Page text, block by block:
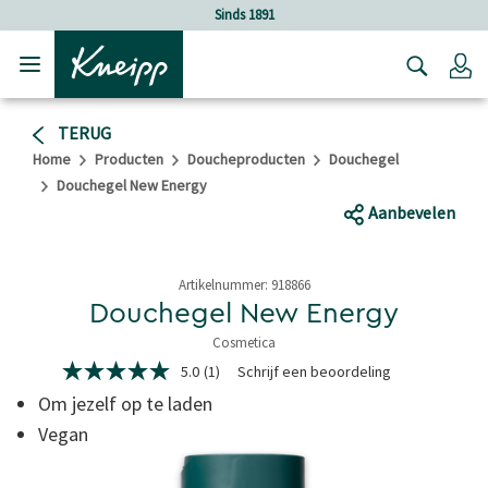
Verder gaan naar hoofdinhoud.Sinds 1891
TERUG
Home Producten Doucheproducten
Douchegel
Douchegel New Energy
Aanbevelen
Artikelnummer: 918866
Douchegel New Energy
Cosmetica
5 van 5 sterren
5.0
van
5
sterren,
gemiddelde
5.0 (1) Schrijf een beoordeling
Om jezelf op te laden
Vegan